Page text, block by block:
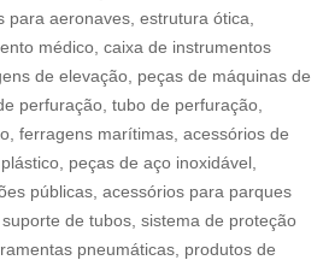
para aeronaves, estrutura ótica,
médico, caixa de instrumentos
de elevação, peças de máquinas de
perfuração, tubo de perfuração,
ferragens marítimas, acessórios de
peças de aço inoxidável,
públicas, acessórios para parques
de tubos, sistema de proteção
pneumáticas, produtos de